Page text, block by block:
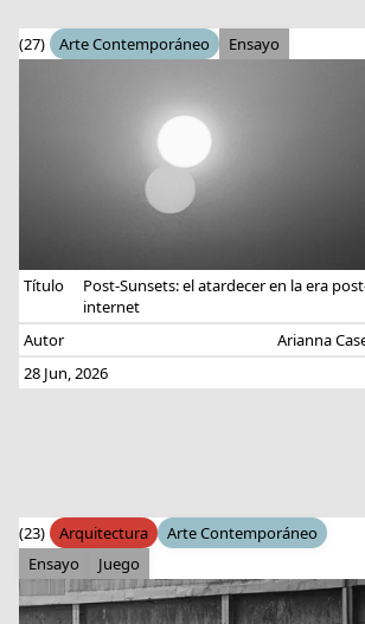
(27) Arte Contemporáneo Ensayo
Título
Post-Sunsets: el atardecer en la era
internet
Autor
Arianna
28 Jun, 2026
(23) Arquitectura
Arte Contemporáneo
Ensayo
Juego